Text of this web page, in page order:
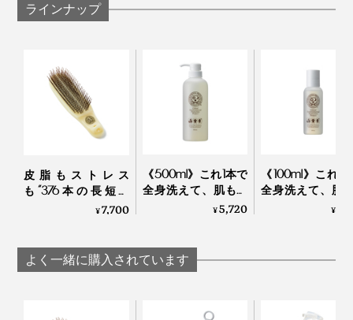
ラインナップ
皮脂もストレス
も“376本の長短ピ
ン”が洗い流してくれ
ルプブラシ
¥7,700
《500ml》これ1本で
全身洗えて、肌も髪
もしっとり潤うシャ
¥5,720
《100ml》これ1
全身洗えて、肌
もしっとり潤う
¥
よく一緒に購入されています